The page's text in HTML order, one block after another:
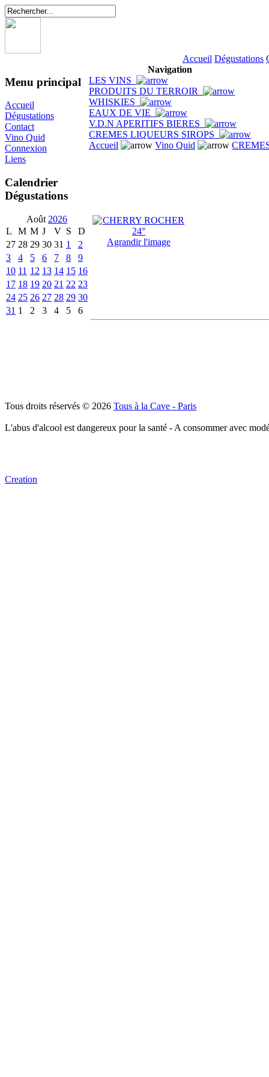
Accueil Dégustations
Menu principal
Accueil
Dégustations
Contact
Vino Quid
Connexion
Liens
Calendrier
Dégustations
Août 2026
L
M M J V S
D
27 28 29 30 31 1
2
3
4 5 6 7 8
9
10 11 12 13 14 15 16
17 18 19 20 21 22 23
24 25 26 27 28 29 30
31 1 2 3 4 5 6
Navigation
LES VINS
PRODUITS DU TERROIR
WHISKIES
EAUX DE VIE
V.D.N APERITIFS BIERES
CREMES LIQUEURS SIROPS
Accueil
Vino Quid
Agrandir l'image
Tous droits réservés © 2026 Tous à la Cave - Paris
L'abus d'alcool est dangereux pour la santé - A consommer avec
Creation